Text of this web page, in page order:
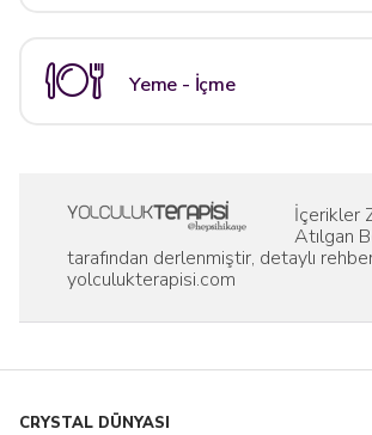
Yeme - İçme
İçerikler
Atılgan
tarafından derlenmiştir, detaylı
yolculukterapisi.com
CRYSTAL DÜNYASI